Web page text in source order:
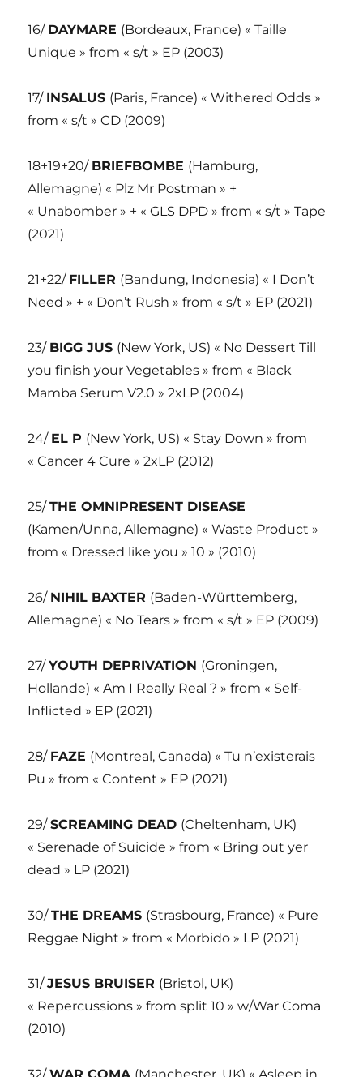
16/ DAYMARE (Bordeaux, France) « Taille
Unique » from « s/t » EP (2003)
17/ INSALUS (Paris, France) « Withered Odds »
from « s/t » CD (2009)
18+19+20/ BRIEFBOMBE (Hamburg,
Allemagne) « Plz Mr Postman » +
« Unabomber » + « GLS DPD » from « s/t » Tape
(2021)
21+22/ FILLER (Bandung, Indonesia) « I Don’t
Need » + « Don’t Rush » from « s/t » EP (2021)
23/ BIGG JUS (New York, US) « No Dessert Till
you finish your Vegetables » from « Black
Mamba Serum V2.0 » 2xLP (2004)
24/ EL P (New York, US) « Stay Down » from
« Cancer 4 Cure » 2xLP (2012)
25/THE OMNIPRESENT DISEASE
(Kamen/Unna, Allemagne) « Waste Product »
from « Dressed like you » 10 » (2010)
26/ NIHIL BAXTER (Baden-Württemberg,
Allemagne) « No Tears » from « s/t » EP (2009)
27/YOUTH DEPRIVATION (Groningen,
Hollande) « Am I Really Real ? » from « Self-
Inflicted » EP (2021)
28/ FAZE (Montreal, Canada) « Tu n’existerais
Pu » from « Content » EP (2021)
29/SCREAMING DEAD (Cheltenham, UK)
« Serenade of Suicide » from « Bring out yer
dead » LP (2021)
30/THE DREAMS (Strasbourg, France) « Pure
Reggae Night » from « Morbido » LP (2021)
31/JESUS BRUISER (Bristol, UK)
« Repercussions » from split 10 » w/War Coma
(2010)
32/WAR COMA (Manchester, UK) « Asleep in